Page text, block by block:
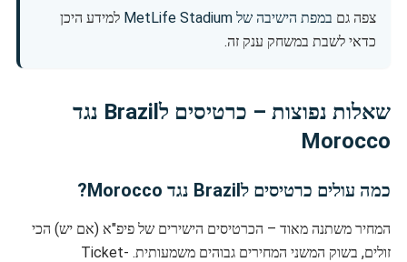
צפה גם במפת הישיבה של MetLife Stadium
למידע היכן
כדאי לשבת במשחק ענק זה.
שאלות נפוצות – כרטיסים לBrazil נגד
Morocco
כמה עולים כרטיסים לBrazil נגד Morocco?
המחיר משתנה מאוד – הכרטיסים הישירים של פיפ"א (אם יש) הכי
זולים, בשוק המשני המחירים גבוהים משמעותית. Ticket-